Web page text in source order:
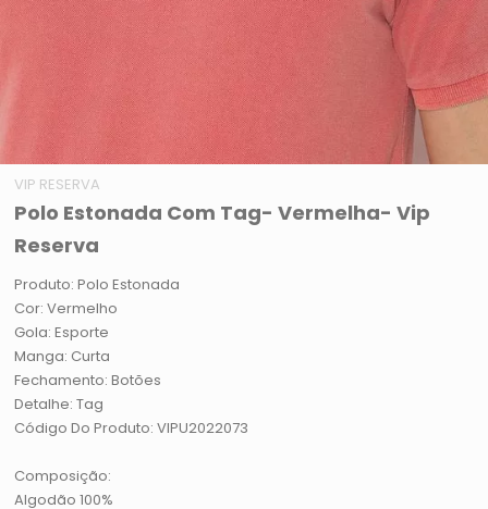
VIP RESERVA
Polo Estonada Com Tag- Vermelha- Vip
Reserva
Produto: Polo Estonada
Cor: Vermelho
Gola: Esporte
Manga: Curta
Fechamento: Botões
Detalhe: Tag
Código Do Produto: VIPU2022073
Composição:
Algodão 100%